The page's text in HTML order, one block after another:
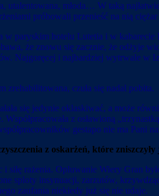
utalentowana, młoda… W taką
próbowali przenieść na nią
paryskim hotelu Lutetia i w
że znowu się zacznie, że odżyje
Najgoręcej i najbardziej wytrwale w
zrehabilitowana, czuła się nadal pobita.
się jedynie oklaskiwać, a może
z osławioną
gestapo nie ma Pani
z oskarżeń, które zniszczyły
rażenia. Opluwanie Wiery Gran
sploty insynuacji, zarzutów,
zaufania niekiedy już się nie udaje.